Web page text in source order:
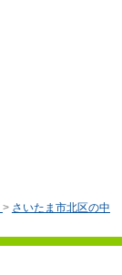
> さいたま市北区の中